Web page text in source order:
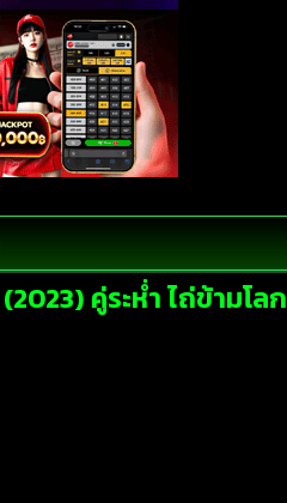
คู่ระห่ำ ไถ่ข้ามโลก